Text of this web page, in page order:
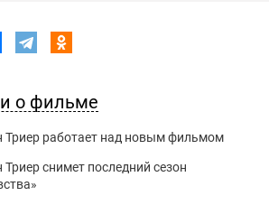
о фильме
Триер работает над новым фильмом
снимет поcледний сезон